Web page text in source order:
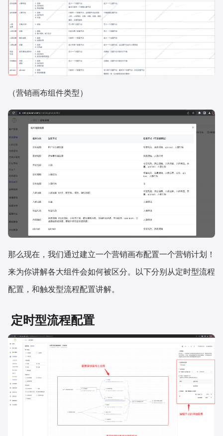
（营销画布组件类型）
那么现在，我们通过建立一个营销画布配置一个营销计划！
来为你讲解各大组件会如何被区分。以下分别从定时型流程
配置，和触发型流程配置讲解。
定时型流程配置